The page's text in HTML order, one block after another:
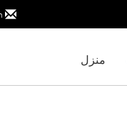
منزل